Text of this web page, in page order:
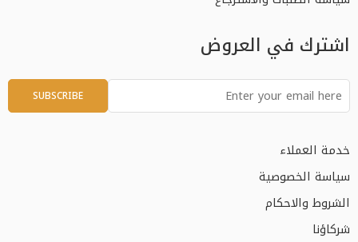
اشترك في العروض
خدمة العملاء
سياسة الخصوصية
الشروط والاحكام
شركاؤنا